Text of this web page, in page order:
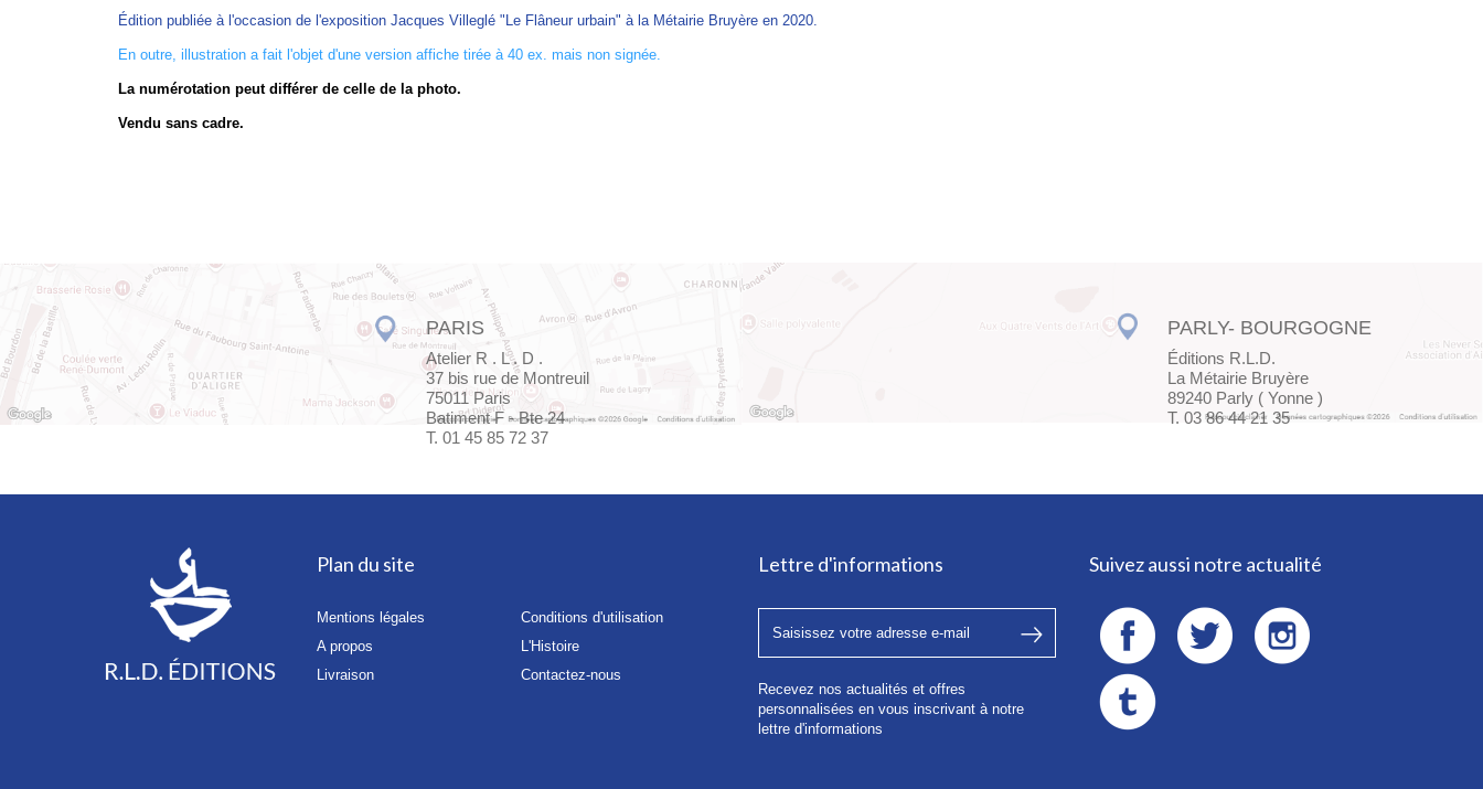
Édition publiée à l'occasion de l'exposition Jacques Villeglé "Le Flâneur urbain" à la Métairie Bruyère en 2020.
En outre, illustration a fait l'objet d'une version affiche tirée à 40 ex. mais non signée.
La numérotation peut différer de celle de la photo.
Vendu sans cadre.
PARIS
Atelier R . L . D .
37 bis rue de Montreuil
75011 Paris
Batiment F - Bte 24
T. 01 45 85 72 37
PARLY- BOURGOGNE
Éditions R.L.D.
La Métairie Bruyère
89240 Parly ( Yonne )
T. 03 86 44 21 35
Plan du site
Mentions légales
Conditions d'utilisation
A propos
L'Histoire
Livraison
Contactez-nous
Lettre d'informations
Recevez nos actualités et offres
personnalisées en vous inscrivant à notre
lettre d'informations
Suivez aussi notre actualité